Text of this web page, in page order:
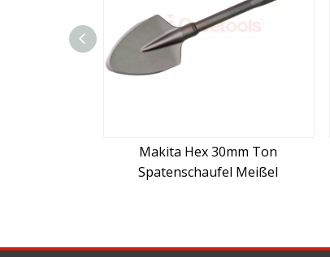
Makita Hex 30mm
Meißel